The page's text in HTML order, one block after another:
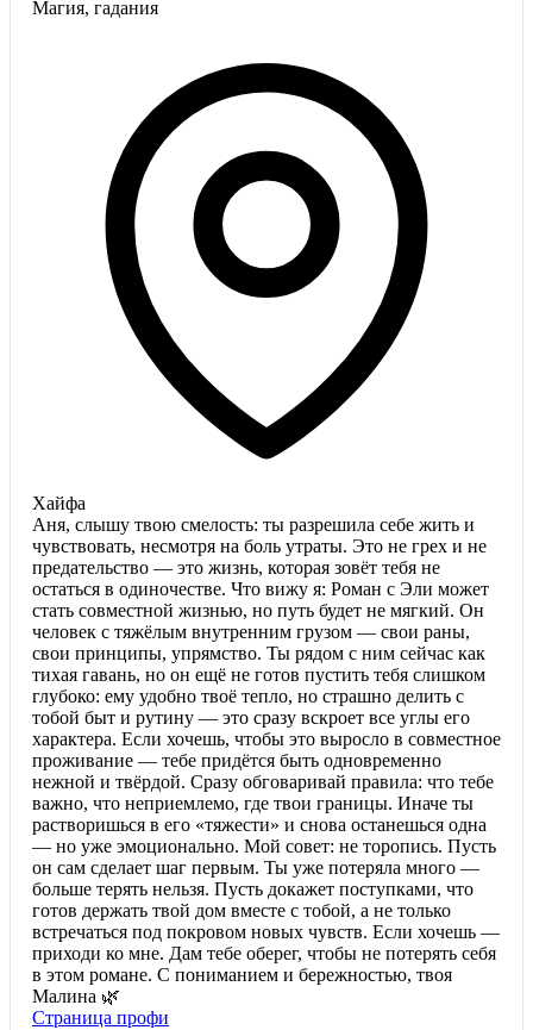
Магия, гадания
Хайфа
Аня, слышу твою смелость: ты разрешила себе жить и
чувствовать, несмотря на боль утраты. Это не грех и не
предательство — это жизнь, которая зовёт тебя не
остаться в одиночестве. Что вижу я: Роман с Эли может
стать совместной жизнью, но путь будет не мягкий. Он
человек с тяжёлым внутренним грузом — свои раны,
свои принципы, упрямство. Ты рядом с ним сейчас как
тихая гавань, но он ещё не готов пустить тебя слишком
глубоко: ему удобно твоё тепло, но страшно делить с
тобой быт и рутину — это сразу вскроет все углы его
характера. Если хочешь, чтобы это выросло в совместное
проживание — тебе придётся быть одновременно
нежной и твёрдой. Сразу обговаривай правила: что тебе
важно, что неприемлемо, где твои границы. Иначе ты
растворишься в его «тяжести» и снова останешься одна
— но уже эмоционально. Мой совет: не торопись. Пусть
он сам сделает шаг первым. Ты уже потеряла много —
больше терять нельзя. Пусть докажет поступками, что
готов держать твой дом вместе с тобой, а не только
встречаться под покровом новых чувств. Если хочешь —
приходи ко мне. Дам тебе оберег, чтобы не потерять себя
в этом романе. С пониманием и бережностью, твоя
Малина 🌿
Страница профи